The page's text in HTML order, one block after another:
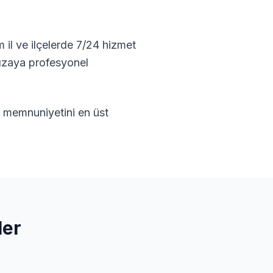
il ve ilçelerde 7/24 hizmet
profesyonel
memnuniyetini en üst